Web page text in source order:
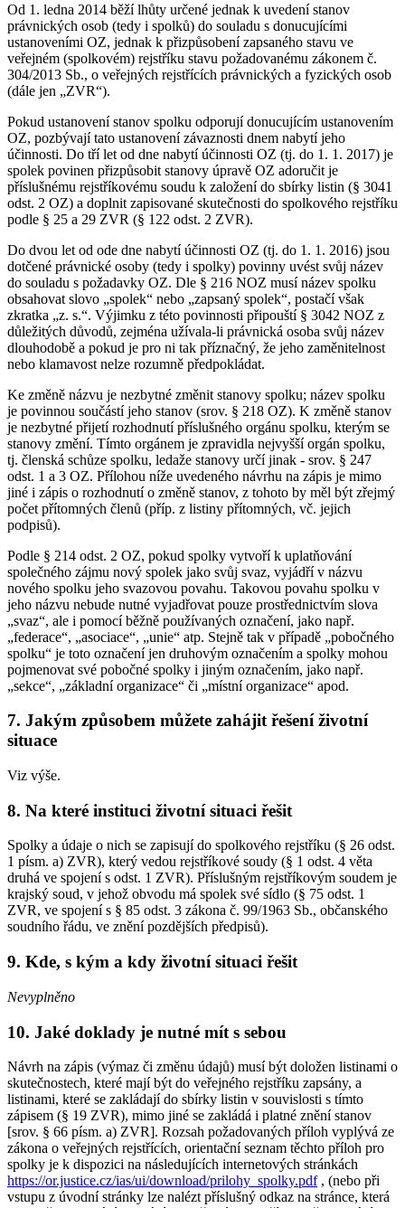
Od 1. ledna 2014 běží lhůty určené jednak k uvedení stanov
právnických osob (tedy i spolků) do souladu s donucujícími
ustanoveními OZ, jednak k přizpůsobení zapsaného stavu ve
veřejném (spolkovém) rejstříku stavu požadovanému zákonem č.
304/2013 Sb., o veřejných rejstřících právnických a fyzických osob
(dále jen „ZVR“).
Pokud ustanovení stanov spolku odporují donucujícím ustanovením
OZ, pozbývají tato ustanovení závaznosti dnem nabytí jeho
účinnosti. Do tří let od dne nabytí účinnosti OZ (tj. do 1. 1. 2017) je
spolek povinen přizpůsobit stanovy úpravě OZ adoručit je
příslušnému rejstříkovému soudu k založení do sbírky listin (§ 3041
odst. 2 OZ) a doplnit zapisované skutečnosti do spolkového rejstříku
podle § 25 a 29 ZVR (§ 122 odst. 2 ZVR).
Do dvou let od ode dne nabytí účinnosti OZ (tj. do 1. 1. 2016) jsou
dotčené právnické osoby (tedy i spolky) povinny uvést svůj název
do souladu s požadavky OZ. Dle § 216 NOZ musí název spolku
obsahovat slovo „spolek“ nebo „zapsaný spolek“, postačí však
zkratka „z. s.“. Výjimku z této povinnosti připouští § 3042 NOZ z
důležitých důvodů, zejména užívala-li právnická osoba svůj název
dlouhodobě a pokud je pro ni tak příznačný, že jeho zaměnitelnost
nebo klamavost nelze rozumně předpokládat.
Ke změně názvu je nezbytné změnit stanovy spolku; název spolku
je povinnou součástí jeho stanov (srov. § 218 OZ). K změně stanov
je nezbytné přijetí rozhodnutí příslušného orgánu spolku, kterým se
stanovy změní. Tímto orgánem je zpravidla nejvyšší orgán spolku,
tj. členská schůze spolku, ledaže stanovy určí jinak - srov. § 247
odst. 1 a 3 OZ. Přílohou níže uvedeného návrhu na zápis je mimo
jiné i zápis o rozhodnutí o změně stanov, z tohoto by měl být zřejmý
počet přítomných členů (příp. z listiny přítomných, vč. jejich
podpisů).
Podle § 214 odst. 2 OZ, pokud spolky vytvoří k uplatňování
společného zájmu nový spolek jako svůj svaz, vyjádří v názvu
nového spolku jeho svazovou povahu. Takovou povahu spolku v
jeho názvu nebude nutné vyjadřovat pouze prostřednictvím slova
„svaz“, ale i pomocí běžně používaných označení, jako např.
„federace“, „asociace“, „unie“ atp. Stejně tak v případě „pobočného
spolku“ je toto označení jen druhovým označením a spolky mohou
pojmenovat své pobočné spolky i jiným označením, jako např.
„sekce“, „základní organizace“ či „místní organizace“ apod.
7. Jakým způsobem můžete zahájit řešení životní
situace
Viz výše.
8. Na které instituci životní situaci řešit
Spolky a údaje o nich se zapisují do spolkového rejstříku (§ 26 odst.
1 písm. a) ZVR), který vedou rejstříkové soudy (§ 1 odst. 4 věta
druhá ve spojení s odst. 1 ZVR). Příslušným rejstříkovým soudem je
krajský soud, v jehož obvodu má spolek své sídlo (§ 75 odst. 1
ZVR, ve spojení s § 85 odst. 3 zákona č. 99/1963 Sb., občanského
soudního řádu, ve znění pozdějších předpisů).
9. Kde, s kým a kdy životní situaci řešit
Nevyplněno
10. Jaké doklady je nutné mít s sebou
Návrh na zápis (výmaz či změnu údajů) musí být doložen listinami o
skutečnostech, které mají být do veřejného rejstříku zapsány, a
listinami, které se zakládají do sbírky listin v souvislosti s tímto
zápisem (§ 19 ZVR), mimo jiné se zakládá i platné znění stanov
[srov. § 66 písm. a) ZVR]. Rozsah požadovaných příloh vyplývá ze
zákona o veřejných rejstřících, orientační seznam těchto příloh pro
spolky je k dispozici na následujících internetových stránkách
https://or.justice.cz/ias/ui/download/prilohy_spolky.pdf, (nebo při
vstupu z úvodní stránky lze nalézt příslušný odkaz na stránce, která